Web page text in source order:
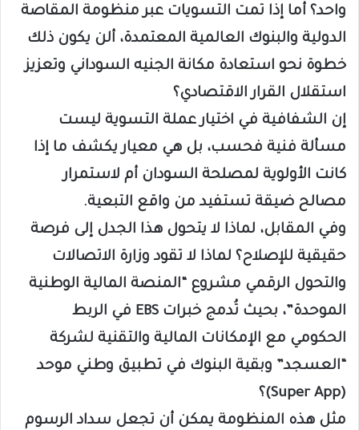
واحد؟ أما إذا تمت التسويات عبر منظومة المقاصة
الدولية والبنوك العالمية المعتمدة، ألن يكون ذلك
خطوة نحو استعادة مكانة الجنيه السوداني وتعزيز
استقلال القرار الاقتصادي؟
إن الشفافية في اختيار عملة التسوية ليست
مسألة فنية فحسب، بل هي معيار يكشف ما إذا
كانت الأولوية لمصلحة السودان أم لاستمرار
مصالح ضيقة تستفيد من واقع التبعية.
وفي المقابل، لماذا لا يتحول هذا الجدل إلى فرصة
حقيقية للإصلاح؟ لماذا لا تقود وزارة الاتصالات
والتحول الرقمي مشروع “المنصة المالية الوطنية
الموحدة”، بحيث تُدمج خبرات EBS في الربط
الحكومي مع الإمكانات المالية والتقنية لشركة
“العسجد” وبقية البنوك في تطبيق وطني موحد
(Super App)؟
مثل هذه المنظومة يمكن أن تجعل سداد الرسوم